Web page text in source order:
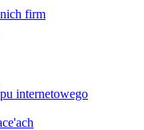
firm
internetowego